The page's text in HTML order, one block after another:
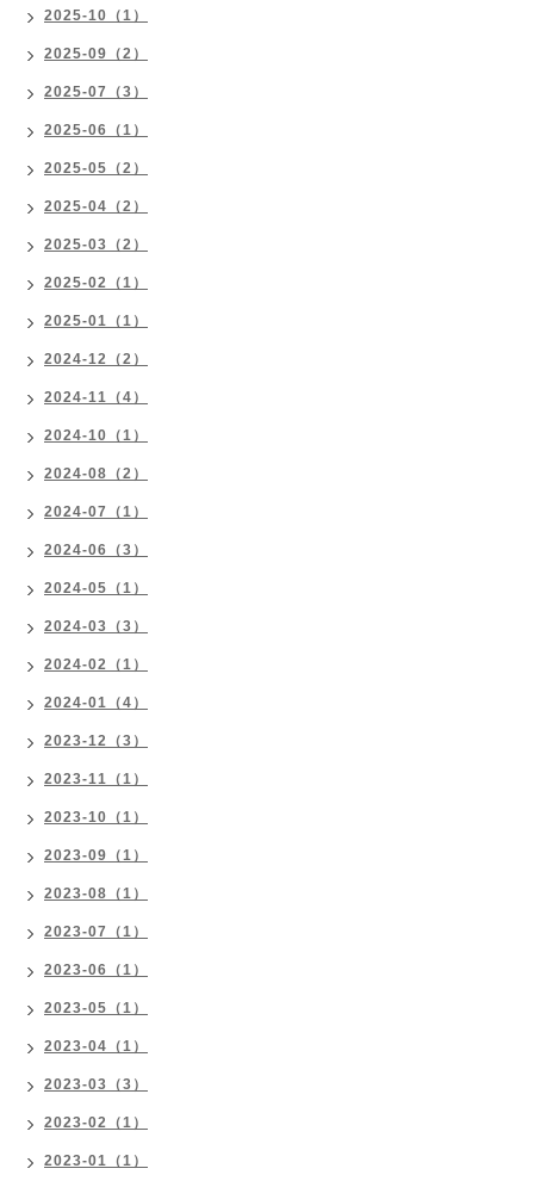
2025-10（1）
2025-09（2）
2025-07（3）
2025-06（1）
2025-05（2）
2025-04（2）
2025-03（2）
2025-02（1）
2025-01（1）
2024-12（2）
2024-11（4）
2024-10（1）
2024-08（2）
2024-07（1）
2024-06（3）
2024-05（1）
2024-03（3）
2024-02（1）
2024-01（4）
2023-12（3）
2023-11（1）
2023-10（1）
2023-09（1）
2023-08（1）
2023-07（1）
2023-06（1）
2023-05（1）
2023-04（1）
2023-03（3）
2023-02（1）
2023-01（1）